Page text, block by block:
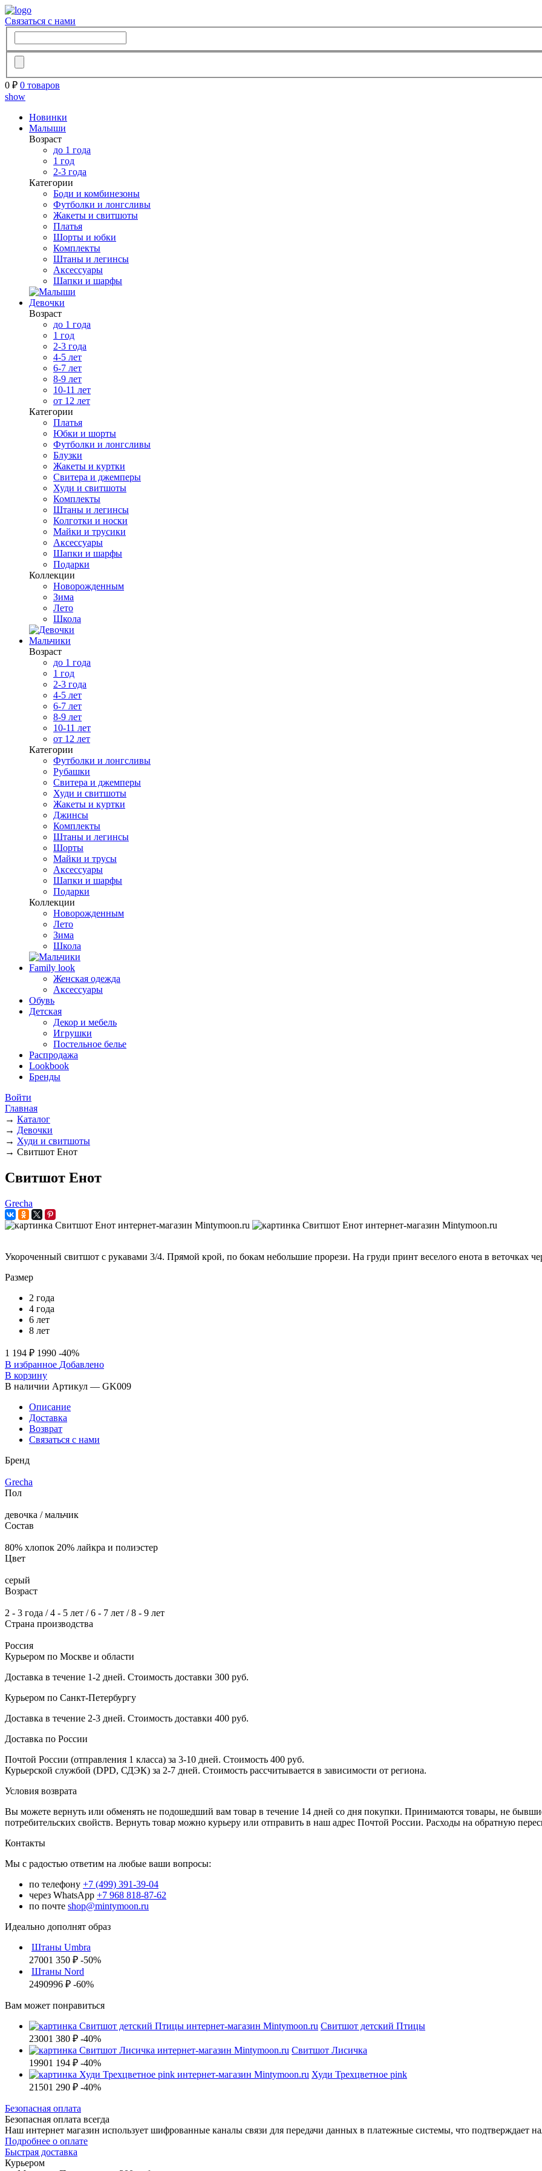
Связаться с нами
0 ₽ 0 товаров
show
Новинки
Малыши
Возраст
до 1 года
1 год
2-3 года
Категории
Боди и комбинезоны
Футболки и лонгсливы
Жакеты и свитшоты
Платья
Шорты и юбки
Комплекты
Штаны и легинсы
Аксессуары
Шапки и шарфы
Девочки
Возраст
до 1 года
1 год
2-3 года
4-5 лет
6-7 лет
8-9 лет
10-11 лет
от 12 лет
Категории
Платья
Юбки и шорты
Футболки и лонгсливы
Блузки
Жакеты и куртки
Свитера и джемперы
Худи и свитшоты
Комплекты
Штаны и легинсы
Колготки и носки
Майки и трусики
Аксессуары
Шапки и шарфы
Подарки
Коллекции
Новорожденным
Зима
Лето
Школа
Мальчики
Возраст
до 1 года
1 год
2-3 года
4-5 лет
6-7 лет
8-9 лет
10-11 лет
от 12 лет
Категории
Футболки и лонгсливы
Рубашки
Свитера и джемперы
Худи и свитшоты
Жакеты и куртки
Джинсы
Комплекты
Штаны и легинсы
Шорты
Майки и трусы
Аксессуары
Шапки и шарфы
Подарки
Коллекции
Новорожденным
Лето
Зима
Школа
Family look
Женская одежда
Аксессуары
Обувь
Детская
Декор и мебель
Игрушки
Постельное белье
Распродажа
Lookbook
Бренды
Войти
Главная
→ Каталог
→ Девочки
→ Худи и свитшоты
→ Свитшот Енот
Свитшот Енот
Grecha
Укороченный свитшот с рукавами 3/4. Прямой крой, по бокам небольшие прорези. На груди принт веселого енота в веточках
Размер
2 года
4 года
6 лет
8 лет
1 194 ₽ 1990 -40%
В избранное Добавлено
В корзину
В наличии Артикул — GK009
Описание
Доставка
Возврат
Связаться с нами
Бренд
Grecha
Пол
девочка / мальчик
Состав
80% хлопок 20% лайкра и полиэстер
Цвет
серый
Возраст
2 - 3 года / 4 - 5 лет / 6 - 7 лет / 8 - 9 лет
Страна производства
Россия
Курьером по Москве и области
Доставка в течение 1-2 дней. Стоимость доставки 300 руб.
Курьером по Санкт-Петербургу
Доставка в течение 2-3 дней. Стоимость доставки 400 руб.
Доставка по России
Почтой России (отправления 1 класса) за 3-10 дней. Стоимость 400 руб.
Курьерской службой (DPD, СДЭК) за 2-7 дней. Стоимость рассчитывается в зависимости от региона.
Условия возврата
Вы можете вернуть или обменять не подошедший вам товар в течение 14 дней со дня покупки. Принимаются товары, не
потребительских свойств. Вернуть товар можно курьеру или отправить в наш адрес Почтой России. Расходы на обратную
Контакты
Мы с радостью ответим на любые ваши вопросы:
по телефону +7 (499) 391-39-04
через WhatsApp +7 968 818-87-62
по почте shop@mintymoon.ru
Идеально дополнят образ
Штаны Umbra
27001 350 ₽ -50%
Штаны Nord
2490996 ₽ -60%
Вам может понравиться
Свитшот детский Птицы
23001 380 ₽ -40%
Свитшот Лисичка
19901 194 ₽ -40%
Худи Трехцветное pink
21501 290 ₽ -40%
Безопасная оплата
Безопасная оплата всегда
Наш интернет магазин использует шифрованные каналы связи для передачи данных в платежные системы, что подтверждает
Подробнее о оплате
Быстрая доставка
Курьером